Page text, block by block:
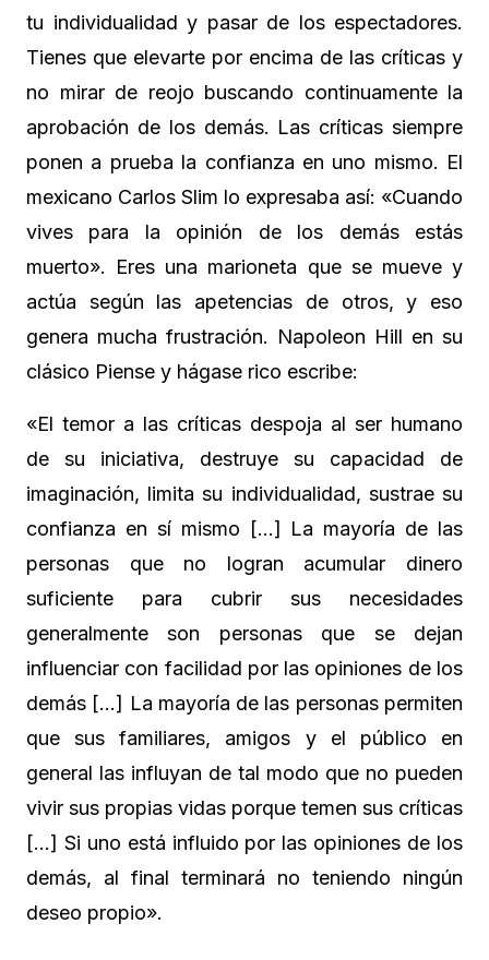
tu individualidad y pasar de los espectadores.
Tienes que elevarte por encima de las críticas y
no mirar de reojo buscando continuamente la
aprobación de los demás. Las críticas siempre
ponen a prueba la confianza en uno mismo. El
mexicano Carlos Slim lo expresaba así: «Cuando
vives para la opinión de los demás estás
muerto». Eres una marioneta que se mueve y
actúa según las apetencias de otros, y eso
genera mucha frustración. Napoleon Hill en su
clásico Piense y hágase rico escribe:
«El temor a las críticas despoja al ser humano
de su iniciativa, destruye su capacidad de
imaginación, limita su individualidad, sustrae su
confianza en sí mismo […] La mayoría de las
personas que no logran acumular dinero
suficiente para cubrir sus necesidades
generalmente son personas que se dejan
influenciar con facilidad por las opiniones de los
demás […] La mayoría de las personas permiten
que sus familiares, amigos y el público en
general las influyan de tal modo que no pueden
vivir sus propias vidas porque temen sus críticas
[…] Si uno está influido por las opiniones de los
demás, al final terminará no teniendo ningún
deseo propio».